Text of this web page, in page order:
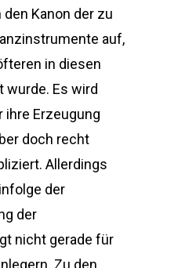
Kanon der zu
auf,
in diesen
wurde. Es wird
ihre Erzeugung
doch recht
Allerdings
der
der
nicht gerade für
Zu den